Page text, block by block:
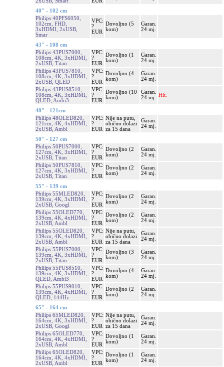
40" - 102 cm
Philips 40PFS6050,
102cm, FHD,
3xHDMI, 2xUSB,
Smar
VPC:
?
EUR
Dovoljno (5
kom)
Garan.
24 mj.
43" - 108 cm
Philips 43PUS7000,
108cm, 4K, 3xHDMI,
2xUSB, Titan
VPC:
?
EUR
Dovoljno (1
kom)
Garan.
24 mj.
Philips 43PUS7810,
108cm, 4K, 3xHDMI,
2xUSB, QLED
VPC:
?
EUR
Dovoljno (4
kom)
Garan.
24 mj.
Philips 43PUS8510,
108cm, 4K, 3xHDMI,
QLED, Ambi3
VPC:
?
EUR
Dovoljno (10
kom)
Garan.
24 mj.
Hit.
48" - 121cm
Philips 48OLED820,
121cm, 4K, 4xHDMI,
2xUSB, Ambl
VPC:
?
EUR
Nije na putu,
obično dolazi
za 15 dana
Garan.
24 mj.
50" - 127 cm
Philips 50PUS7000,
127cm, 4K, 3xHDMI,
2xUSB, Titan
VPC:
?
EUR
Dovoljno (2
kom)
Garan.
24 mj.
Philips 50PUS7810,
127cm, 4K, 3xHDMI,
2xUSB, Titan
VPC:
?
EUR
Dovoljno (2
kom)
Garan.
24 mj.
55" - 139 cm
Philips 55MLED820,
139cm, 4K, 3xHDMI,
2xUSB, Googl
VPC:
?
EUR
Dovoljno (2
kom)
Garan.
24 mj.
Philips 55OLED770,
139cm, 4K, 4xHDMI,
2xUSB, Ambl
VPC:
?
EUR
Dovoljno (2
kom)
Garan.
24 mj.
Philips 55OLED820,
139cm, 4K, 4xHDMI,
2xUSB, Ambl
VPC:
?
EUR
Nije na putu,
obično dolazi
za 15 dana
Garan.
24 mj.
Philips 55PUS7000,
139cm, 4K, 3xHDMI,
2xUSB, Titan
VPC:
?
EUR
Dovoljno (3
kom)
Garan.
24 mj.
Philips 55PUS8510,
139cm, 4K, 3xHDMI,
QLED, Ambi3
VPC:
?
EUR
Dovoljno (4
kom)
Garan.
24 mj.
Philips 55PUS9010,
139cm, 4K, 4xHDMI,
QLED, 144Hz
VPC:
?
EUR
Dovoljno (2
kom)
Garan.
24 mj.
65" - 164 cm
Philips 65MLED820,
164cm, 4K, 3xHDMI,
2xUSB, Googl
VPC:
?
EUR
Nije na putu,
obično dolazi
za 15 dana
Garan.
24 mj.
Philips 65OLED770,
164cm, 4K, 4xHDMI,
2xUSB, Ambl
VPC:
?
EUR
Dovoljno (1
kom)
Garan.
24 mj.
Philips 65OLED820,
164cm, 4K, 4xHDMI,
2xUSB, Ambl
VPC:
?
EUR
Dovoljno (1
kom)
Garan.
24 mj.